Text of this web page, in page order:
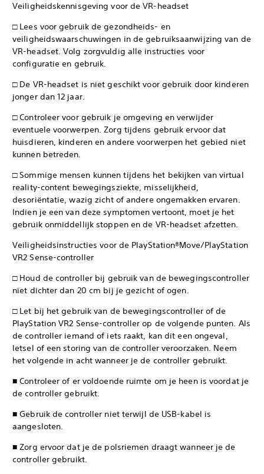
Veiligheidskennisgeving voor de VR-headset
□ Lees voor gebruik de gezondheids- en
veiligheidswaarschuwingen in de gebruiksaanwijzing van de
VR-headset. Volg zorgvuldig alle instructies voor
configuratie en gebruik.
□ De VR-headset is niet geschikt voor gebruik door kinderen
jonger dan 12 jaar.
□ Controleer voor gebruik je omgeving en verwijder
eventuele voorwerpen. Zorg tijdens gebruik ervoor dat
huisdieren, kinderen en andere voorwerpen het gebied niet
kunnen betreden.
□ Sommige mensen kunnen tijdens het bekijken van virtual
reality-content bewegingsziekte, misselijkheid,
desoriëntatie, wazig zicht of andere ongemakken ervaren.
Indien je een van deze symptomen vertoont, moet je het
gebruik onmiddellijk stoppen en de VR-headset afzetten.
Veiligheidsinstructies voor de PlayStation®Move/PlayStation
VR2 Sense-controller
□ Houd de controller bij gebruik van de bewegingscontroller
niet dichter dan 20 cm bij je gezicht of ogen.
□ Let bij het gebruik van de bewegingscontroller of de
PlayStation VR2 Sense-controller op de volgende punten. Als
de controller iemand of iets raakt, kan dit een ongeval,
letsel of een storing van de controller veroorzaken. Neem
het volgende in acht wanneer je de controller gebruikt.
■ Controleer of er voldoende ruimte om je heen is voordat je
de controller gebruikt.
■ Gebruik de controller niet terwijl de USB-kabel is
aangesloten.
■ Zorg ervoor dat je de polsriemen draagt wanneer je de
controller gebruikt.